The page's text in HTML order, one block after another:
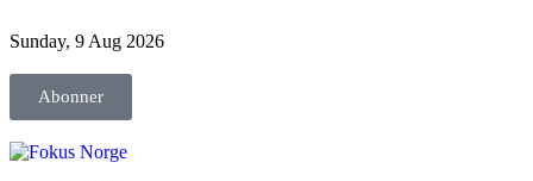
Sunday, 9 Aug 2026
Abonner